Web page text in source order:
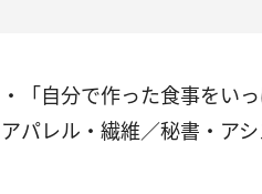
・「自分で作った食事をい
アパレル・繊維／秘書・アシ